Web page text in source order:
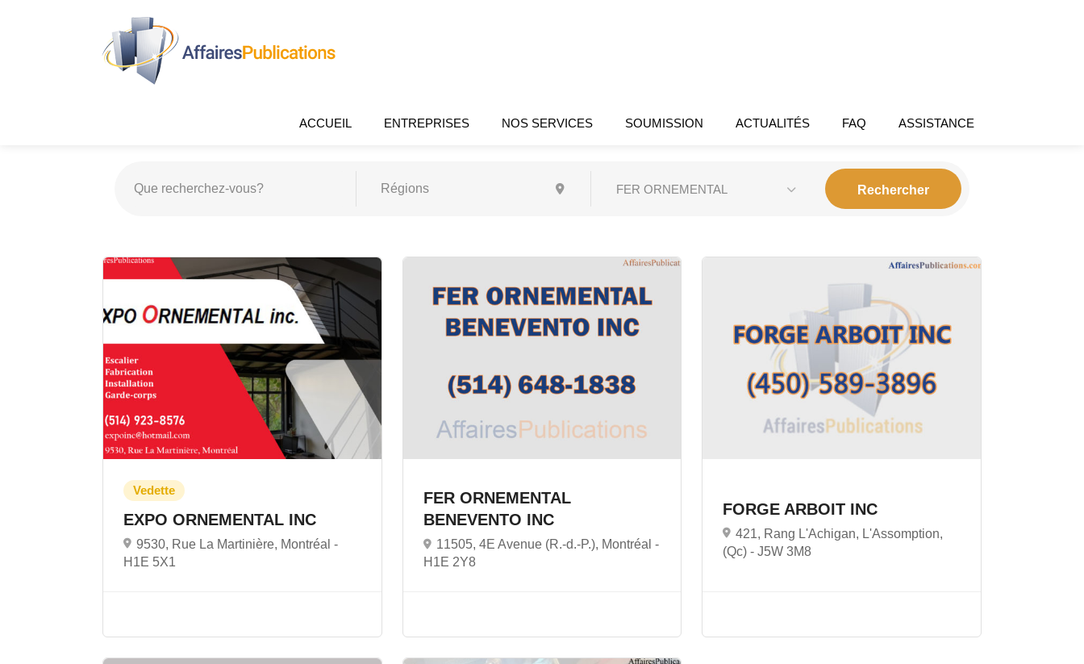
ACCUEIL ENTREPRISES NOS SERVICES SOUMISSION ACTUALITÉS FAQ ASSISTANCE
FER ORNEMENTAL
EXPO ORNEMENTAL INC
9530, Rue La Martinière, Montréal -
H1E 5X1
FER ORNEMENTAL
BENEVENTO INC
11505, 4E Avenue (R.-d.-P.), Montréal -
H1E 2Y8
FORGE ARBOIT INC
421, Rang L'Achigan, L'Assomption,
(Qc) -J5W 3M8